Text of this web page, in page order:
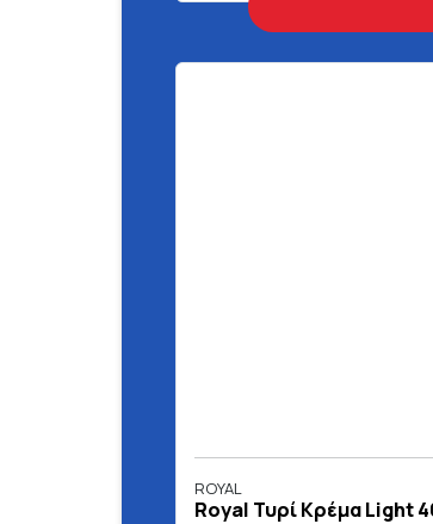
ROYAL
Royal Τυρί Κρέμα Light